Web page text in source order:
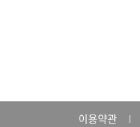
이용약관